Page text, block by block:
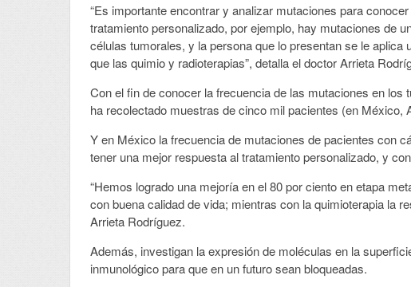
“Es importante encontrar y analizar mutaciones para
tratamiento personalizado, por ejemplo, hay mutaciones de
células tumorales, y la persona que lo presentan se le
que las quimio y radioterapias”, detalla el doctor Arrieta
Con el fin de conocer la frecuencia de las mutaciones en
ha recolectado muestras de cinco mil pacientes (en México,
Y en México la frecuencia de mutaciones de pacientes con
tener una mejor respuesta al tratamiento personalizado, y
“Hemos logrado una mejoría en el 80 por ciento en etapa
con buena calidad de vida; mientras con la quimioterapia la
Arrieta Rodríguez.
Además, investigan la expresión de moléculas en la
inmunológico para que en un futuro sean bloqueadas.